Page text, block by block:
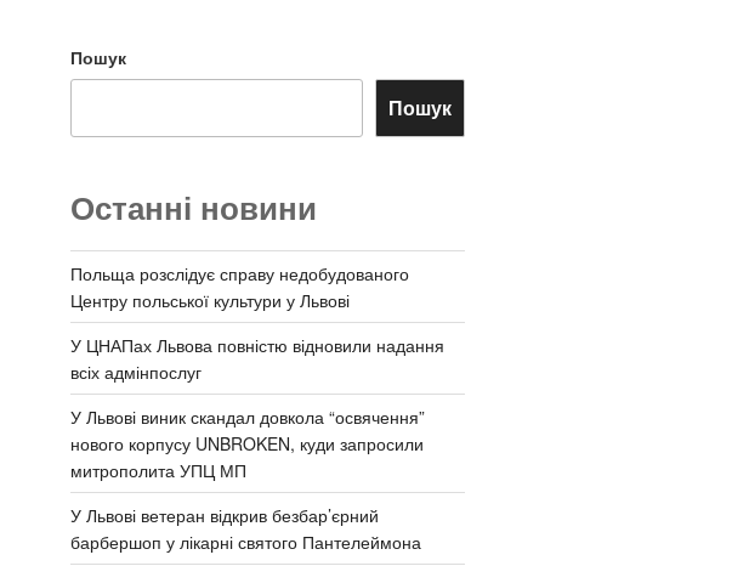
Пошук
Пошук
Останні новини
Польща розслідує справу недобудованого
Центру польської культури у Львові
У ЦНАПах Львова повністю відновили надання
всіх адмінпослуг
У Львові виник скандал довкола “освячення”
нового корпусу UNBROKEN, куди запросили
митрополита УПЦ МП
У Львові ветеран відкрив безбар’єрний
барбершоп у лікарні святого Пантелеймона